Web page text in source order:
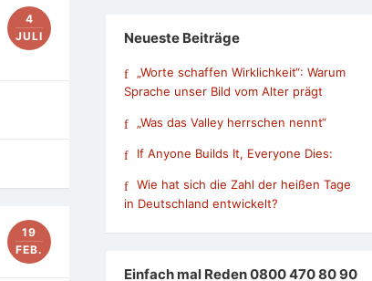
4
JULI
19
FEB.
Neueste Beiträge
„Worte schaffen Wirklichkeit“: Warum
Sprache unser Bild vom Alter prägt
„Was das Valley herrschen nennt“
If Anyone Builds It, Everyone Dies:
Wie hat sich die Zahl der heißen Tage
in Deutschland entwickelt?
Einfach mal Reden 0800 470 80 90